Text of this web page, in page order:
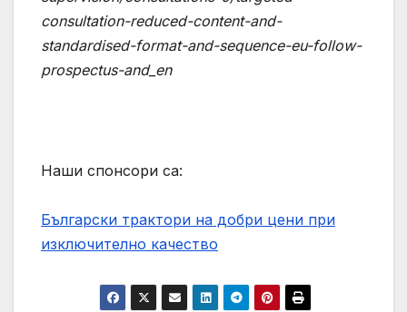
consultation-reduced-content-and-
standardised-format-and-sequence-eu-follow-
prospectus-and_en
Наши спонсори са:
Български трактори на добри цени при
изключително качество